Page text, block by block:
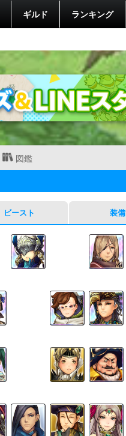
ギルド ランキング
図鑑
ビースト 装備